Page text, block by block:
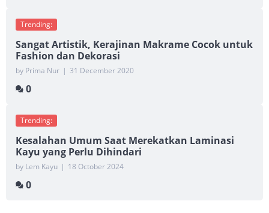
Trending:
Sangat Artistik, Kerajinan Makrame Cocok untuk
Fashion dan Dekorasi
by Prima Nur | 31 December 2020
0
Trending:
Kesalahan Umum Saat Merekatkan Laminasi
Kayu yang Perlu Dihindari
by Lem Kayu | 18 October 2024
0